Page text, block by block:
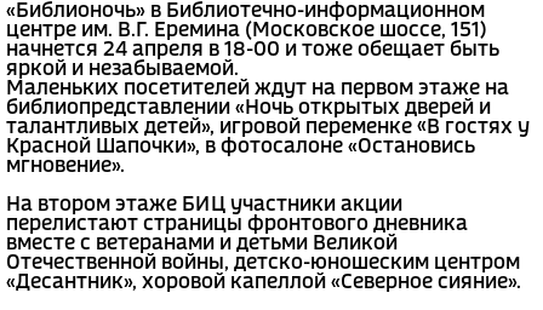
«Библионочь» в Библиотечно-информационном
центре им. В.Г. Еремина (Московское шоссе, 151)
начнется 24 апреля в 18-00 и тоже обещает быть
яркой и незабываемой.
Маленьких посетителей ждут на первом этаже на
библиопредставлении «Ночь открытых дверей и
талантливых детей», игровой переменке «В гостях у
Красной Шапочки», в фотосалоне «Остановись
мгновение».
На втором этаже БИЦ участники акции
перелистают страницы фронтового дневника
вместе с ветеранами и детьми Великой
Отечественной войны, детско-юношеским центром
«Десантник», хоровой капеллой «Северное сияние».